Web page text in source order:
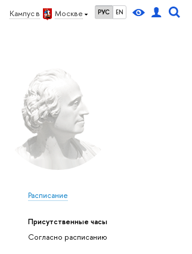
Кампус в Москве РУС EN
Расписание
Присутственные часы
Согласно расписанию